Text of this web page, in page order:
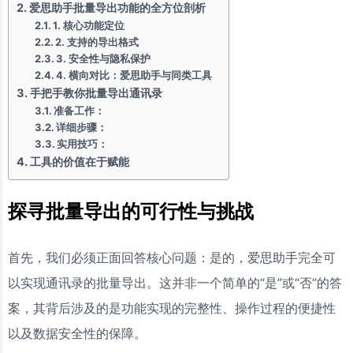
爱思助手批量导出功能的全方位剖析
1. 核心功能定位
2. 支持的导出格式
3. 安全性与隐私保护
4. 横向对比：爱思助手与同类工具
手把手教你批量导出通讯录
准备工作：
详细步骤：
实用技巧：
工具的价值在于赋能
探寻批量导出的可行性与挑战
首先，我们必须正面回答核心问题：是的，爱思助手完全可
以实现通讯录的批量导出。这并非一个简单的“是”或“否”的答
案，其背后涉及的是功能实现的完整性、操作过程的便捷性
以及数据安全性的保障。